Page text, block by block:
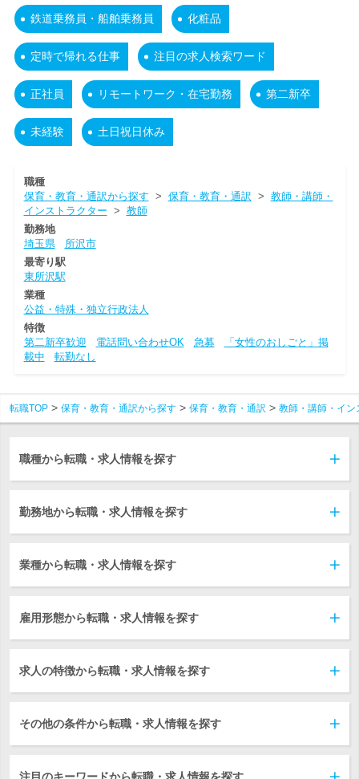
鉄道乗務員・船舶乗務員 化粧品
定時で帰れる仕事 注目の求人検索ワード
正社員 リモートワーク・在宅勤務 第二新卒
未経験 土日祝日休み
職種
保育・教育・通訳から探す > 保育・教育・通訳 > 教師・講師・
インストラクター > 教師
勤務地
埼玉県
所沢市
最寄り駅
東所沢駅
業種
公益・特殊・独立行政法人
特徴
第二新卒歓迎
電話問い合わせOK 急募
「女性のおしごと」掲
載中
転勤なし
転職TOP 保育・教育・通訳から探す 保育・教育・通訳 教師・講師・イン
職種から転職・求人情報を探す
勤務地から転職・求人情報を探す
業種から転職・求人情報を探す
雇用形態から転職・求人情報を探す
求人の特徴から転職・求人情報を探す
その他の条件から転職・求人情報を探す